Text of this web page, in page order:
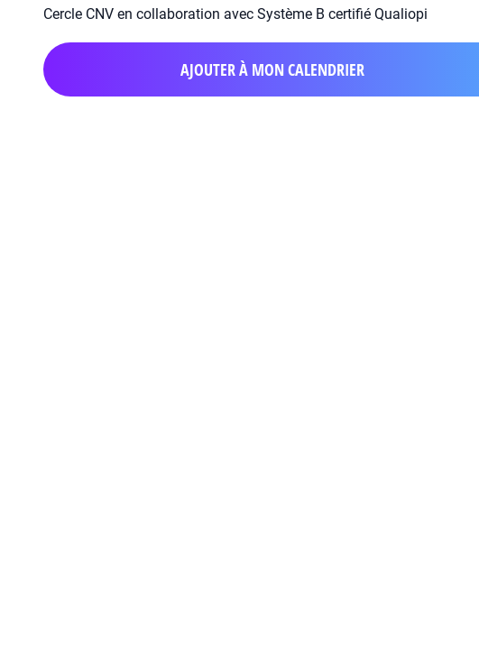
Cercle CNV en collaboration avec Système B certifié Qualiopi
AJOUTER À MON CALENDRIER